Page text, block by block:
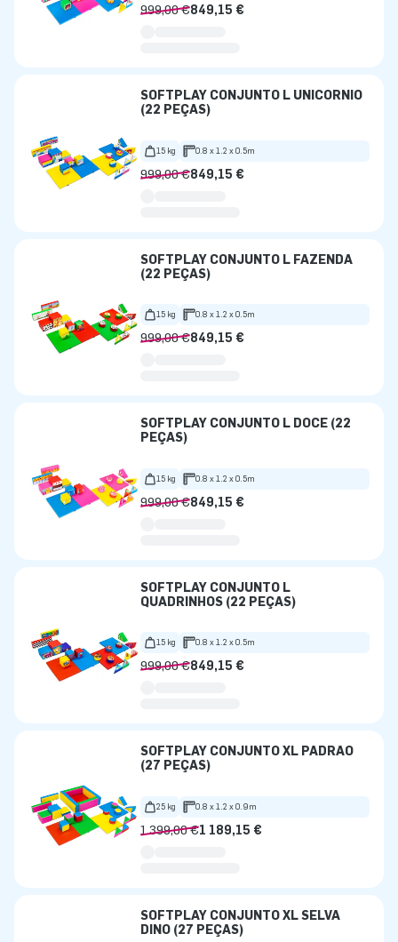
999,00 €849,15 €
SOFTPLAY CONJUNTO L UNICÓRNIO
(22 PEÇAS)
15 kg 0.8 x 1.2 x 0.5m
999,00 €849,15 €
SOFTPLAY CONJUNTO L FAZENDA
(22 PEÇAS)
15 kg 0.8 x 1.2 x 0.5m
999,00 €849,15 €
SOFTPLAY CONJUNTO L DOCE (22
PEÇAS)
15 kg 0.8 x 1.2 x 0.5m
999,00 €849,15 €
SOFTPLAY CONJUNTO L
QUADRINHOS (22 PEÇAS)
15 kg 0.8 x 1.2 x 0.5m
999,00 €849,15 €
SOFTPLAY CONJUNTO XL PADRÃO
(27 PEÇAS)
25 kg 0.8 x 1.2 x 0.9m
1 399,00 €1 189,15 €
SOFTPLAY CONJUNTO XL SELVA
DINO (27 PEÇAS)